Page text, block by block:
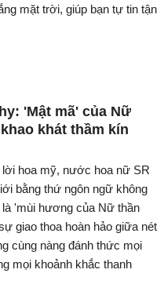
mặt trời, giúp bạn tự tin tận
'Mật mã' của Nữ
khát thầm kín
hoa mỹ, nước hoa nữ SR
bằng thứ ngôn ngữ không
'mùi hương của Nữ thần
giao thoa hoàn hảo giữa nét
cùng nàng đánh thức mọi
mọi khoảnh khắc thanh